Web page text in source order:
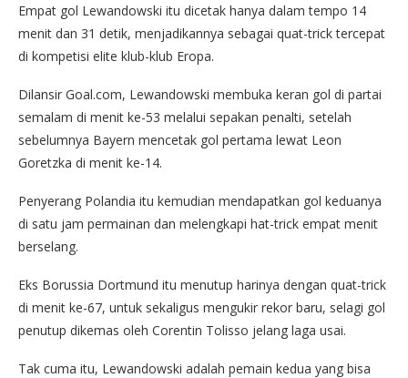
Empat gol Lewandowski itu dicetak hanya dalam tempo 14
menit dan 31 detik, menjadikannya sebagai quat-trick tercepat
di kompetisi elite klub-klub Eropa.
Dilansir Goal.com, Lewandowski membuka keran gol di partai
semalam di menit ke-53 melalui sepakan penalti, setelah
sebelumnya Bayern mencetak gol pertama lewat Leon
Goretzka di menit ke-14.
Penyerang Polandia itu kemudian mendapatkan gol keduanya
di satu jam permainan dan melengkapi hat-trick empat menit
berselang.
Eks Borussia Dortmund itu menutup harinya dengan quat-trick
di menit ke-67, untuk sekaligus mengukir rekor baru, selagi gol
penutup dikemas oleh Corentin Tolisso jelang laga usai.
Tak cuma itu, Lewandowski adalah pemain kedua yang bisa